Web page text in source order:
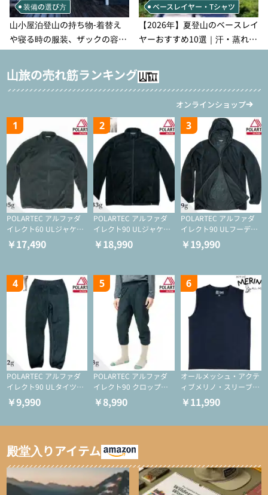
装備の選び方
山小屋泊登山の持ち物‐着替え
や寝る時の服装、ザックの容量
などを徹底紹介！1泊2日、2泊3
日用のリスト付き
ベースレイヤー・Tシャツ
【2026年】夏登山のベースレイ
ヤーおすすめ10選｜汗・蒸れ・
汗冷え対策に効く選び方
山旅の売れ筋ランキング
オンラインショップ
1
POLARTEC アルファダ
イレクト60 ULジャケッ
ト（登山/ミドルレイヤ
ー/化繊ジャケット）
￥17,490
2
POLARTEC アルファダ
イレクト90 ULジャケッ
ト（アクティブインサレ
ーション/ミドルレイヤ
￥18,990
3
POLARTEC アルファダ
イレクト90 ULフーディ
（アクティブインサレー
ション/ミドルレイヤー/
￥19,990
4
POLARTEC アルファダ
イレクト90 ULタイツ
（アクティブインサレー
ション/テント泊用パジ
￥9,990
5
POLARTEC アルファダ
イレクト90 クロップド
ULタイツ（アクティブ
インサレーション/テン
￥8,990
6
オールメッシュ・アクテ
ィブメリノ・スリーブレ
ス
￥11,990
殿堂入りアイテム